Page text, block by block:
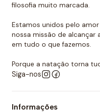
filosofia muito marcada.
Estamos unidos pelo
nossa missão de alcançar
em tudo o que fazemos.
Porque a natação torna
Siga-nos
Informações